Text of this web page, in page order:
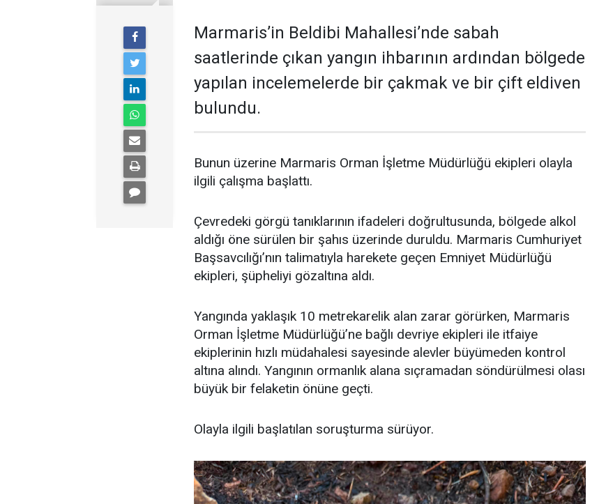
Marmaris’in Beldibi Mahallesi’nde sabah
saatlerinde çıkan yangın ihbarının ardından bölgede
yapılan incelemelerde bir çakmak ve bir çift eldiven
bulundu.
Bunun üzerine Marmaris Orman İşletme Müdürlüğü ekipleri olayla
ilgili çalışma başlattı.
Çevredeki görgü tanıklarının ifadeleri doğrultusunda, bölgede alkol
aldığı öne sürülen bir şahıs üzerinde duruldu. Marmaris Cumhuriyet
Başsavcılığı’nın talimatıyla harekete geçen Emniyet Müdürlüğü
ekipleri, şüpheliyi gözaltına aldı.
Yangında yaklaşık 10 metrekarelik alan zarar görürken, Marmaris
Orman İşletme Müdürlüğü’ne bağlı devriye ekipleri ile itfaiye
ekiplerinin hızlı müdahalesi sayesinde alevler büyümeden kontrol
altına alındı. Yangının ormanlık alana sıçramadan söndürülmesi olası
büyük bir felaketin önüne geçti.
Olayla ilgili başlatılan soruşturma sürüyor.